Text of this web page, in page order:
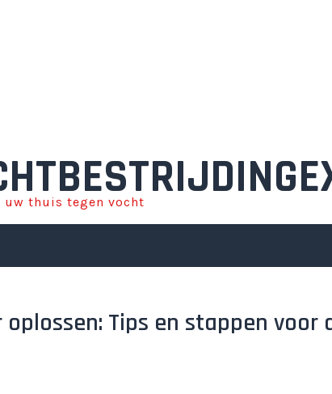
uw thuis tegen vocht
Tips en stappen voor